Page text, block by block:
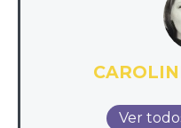
Ver